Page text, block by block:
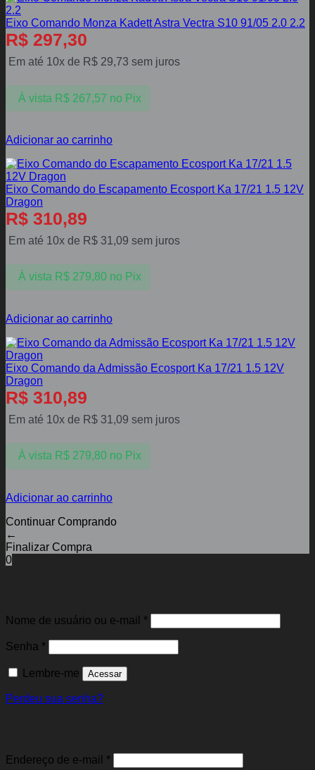
Eixo Comando Monza Kadett Astra Vectra S10 91/05 2.0 2.2
R$ 297,30
Em até 10x de R$ 29,73 sem juros
À vista R$267,57 no Pix
Adicionar ao carrinho
Eixo Comando do Escapamento Ecosport Ka 17/21 1.5 12V
Dragon
R$ 310,89
Em até 10x de R$ 31,09 sem juros
À vista R$279,80 no Pix
Adicionar ao carrinho
Eixo Comando da Admissão Ecosport Ka 17/21 1.5 12V
Dragon
R$ 310,89
Em até 10x de R$ 31,09 sem juros
À vista R$279,80 no Pix
Adicionar ao carrinho
Continuar Comprando
←
Finalizar Compra
0
Nome de usuário ou e-mail *Obrigatório
Senha *Obrigatório
Lembre-me Acessar
Perdeu sua senha?
Endereço de e-mail *Obrigatório